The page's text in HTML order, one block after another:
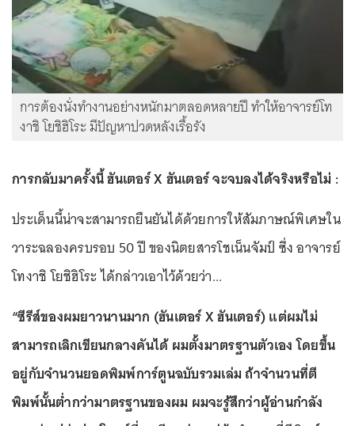
การต้องนั่งทำงานอย่างหนักมาตลอดหลายปี ทำให้อาจารย์โท
งาชิ โยชิฮิโระ มีปัญหาปวดหลังเรื้อรัง
การกลับมาครั้งนี้ ฮันเตอร์ X ฮันเตอร์ จะจบลงได้จริงหรือไม่ :
ประเด็นนี้น่าจะสามารถยืนยันได้ด้วยการให้สัมภาษณ์พิเศษใน
วาระฉลองครบรอบ 50 ปี ของนิตยสารโชเน็นจัมป์ ซึ่ง อาจารย์
โทงาชิ โยชิฮิโระ ได้กล่าวเอาไว้ด้วยว่า...
“ซีรีส์ของผมยาวนานมาก (ฮันเตอร์ X ฮันเตอร์) แต่ผมไม่
สามารถเลิกเขียนกลางคันได้ ผมตั้งมาตรฐานตัวเอง โดยขึ้น
อยู่กับจำนวนยอดพิมพ์การ์ตูนฉบับรวมเล่ม ถ้าจำนวนที่ตี
พิมพ์นั้นต่ำกว่ามาตรฐานของผม ผมจะรู้สึกว่าผู้อ่านกำลัง